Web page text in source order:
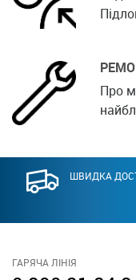
Про
ШВИДКА
ГАРЯЧА ЛІНІЯ